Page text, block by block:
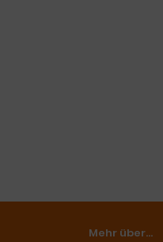
Mehr über...